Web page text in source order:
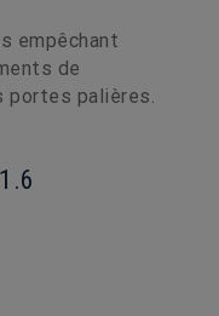
empêchant
de
portes palières.